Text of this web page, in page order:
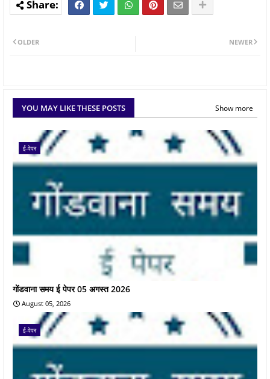
NEWER
OLDER
YOU MAY LIKE THESE POSTS Show more
ई-पेपर
गोंडवाना समय ई पेपर 05 अगस्त 2026
August 05, 2026
ई-पेपर